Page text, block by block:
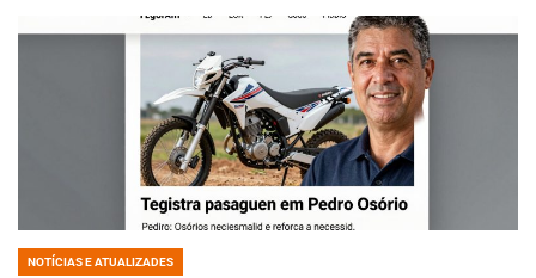
POSTED
NOTÍCIAS E ATUALIZADES